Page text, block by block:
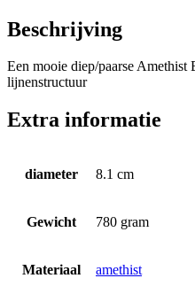
mooie
paarse
aantal
Beschrijving
Een mooie diep/paarse
lijnenstructuur
Extra informatie
diameter 8.1 cm
Gewicht 780 gram
Materiaal amethist